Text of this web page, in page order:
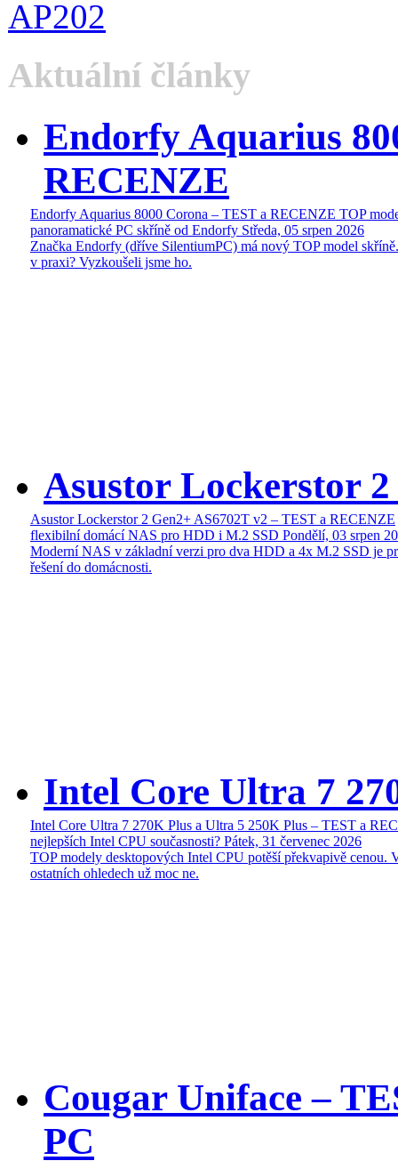
Aktuální články
Endorfy Aquarius
RECENZE
Endorfy Aquarius 8000 Corona – TEST a RECENZE TOP
panoramatické PC skříně od Endorfy Středa, 05 srpen 2026
Značka Endorfy (dříve SilentiumPC) má nový TOP model
v praxi? Vyzkoušeli jsme ho.
Asustor Lockerstor
Asustor Lockerstor 2 Gen2+ AS6702T v2 – TEST a RECENZE
flexibilní domácí NAS pro HDD i M.2 SSD Pondělí, 03 srpen
Moderní NAS v základní verzi pro dva HDD a 4x M.2 SSD je
řešení do domácnosti.
Intel Core Ultra 7
Intel Core Ultra 7 270K Plus a Ultra 5 250K Plus – TEST a
nejlepších Intel CPU současnosti? Pátek, 31 červenec 2026
TOP modely desktopových Intel CPU potěší překvapivě cenou.
ostatních ohledech už moc ne.
Cougar Uniface –
PC